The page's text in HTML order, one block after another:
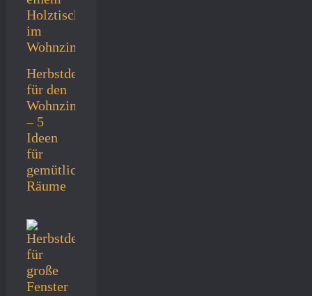
Herbstdeko
für den
Wohnzimmertisch
– 5
Ideen
für
gemütliche
Räume